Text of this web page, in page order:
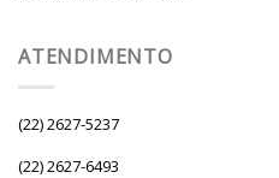
ATENDIMENTO
(22) 2627-5237
(22) 2627-6493